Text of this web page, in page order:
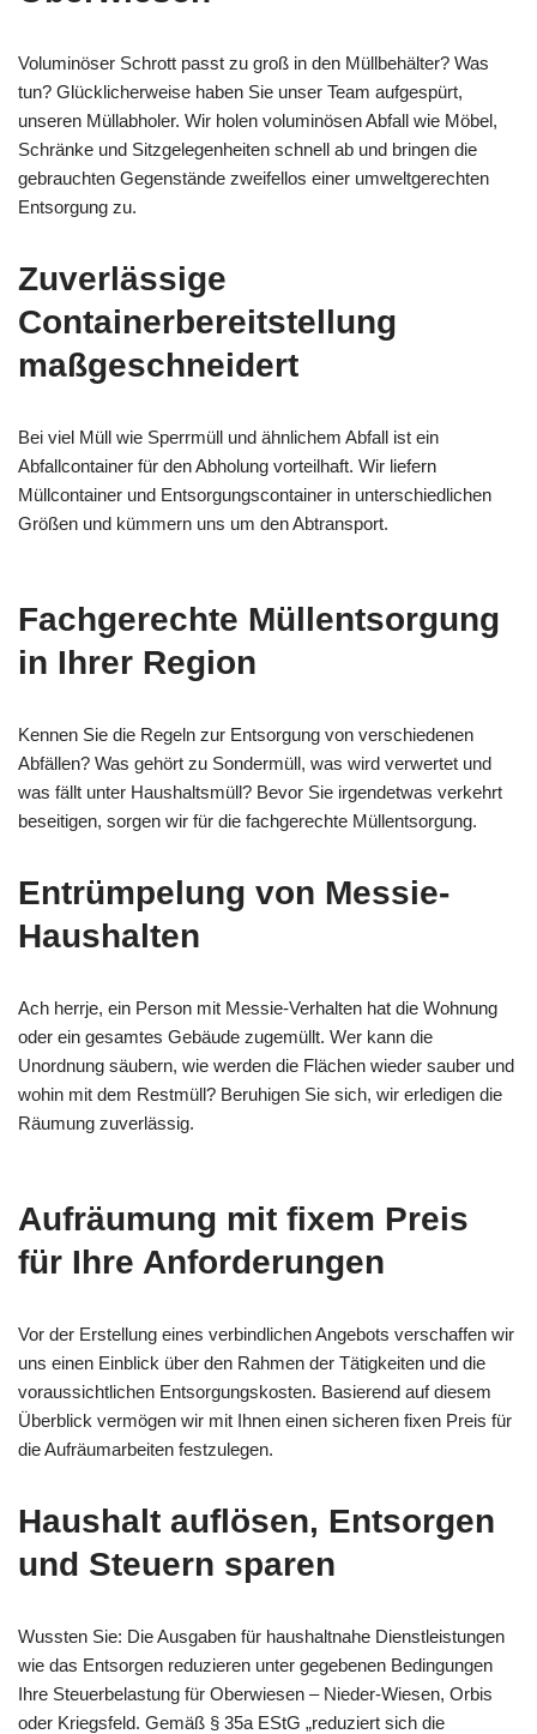
Voluminöser Schrott passt zu groß in den Müllbehälter? Was
tun? Glücklicherweise haben Sie unser Team aufgespürt,
unseren Müllabholer. Wir holen voluminösen Abfall wie Möbel,
Schränke und Sitzgelegenheiten schnell ab und bringen die
gebrauchten Gegenstände zweifellos einer umweltgerechten
Entsorgung zu.
Zuverlässige
Containerbereitstellung
maßgeschneidert
Bei viel Müll wie Sperrmüll und ähnlichem Abfall ist ein
Abfallcontainer für den Abholung vorteilhaft. Wir liefern
Müllcontainer und Entsorgungscontainer in unterschiedlichen
Größen und kümmern uns um den Abtransport.
Fachgerechte Müllentsorgung
in Ihrer Region
Kennen Sie die Regeln zur Entsorgung von verschiedenen
Abfällen? Was gehört zu Sondermüll, was wird verwertet und
was fällt unter Haushaltsmüll? Bevor Sie irgendetwas verkehrt
beseitigen, sorgen wir für die fachgerechte Müllentsorgung.
Entrümpelung von Messie-
Haushalten
Ach herrje, ein Person mit Messie-Verhalten hat die Wohnung
oder ein gesamtes Gebäude zugemüllt. Wer kann die
Unordnung säubern, wie werden die Flächen wieder sauber und
wohin mit dem Restmüll? Beruhigen Sie sich, wir erledigen die
Räumung zuverlässig.
Aufräumung mit fixem Preis
für Ihre Anforderungen
Vor der Erstellung eines verbindlichen Angebots verschaffen wir
uns einen Einblick über den Rahmen der Tätigkeiten und die
voraussichtlichen Entsorgungskosten. Basierend auf diesem
Überblick vermögen wir mit Ihnen einen sicheren fixen Preis für
die Aufräumarbeiten festzulegen.
Haushalt auflösen, Entsorgen
und Steuern sparen
Wussten Sie: Die Ausgaben für haushaltnahe Dienstleistungen
wie das Entsorgen reduzieren unter gegebenen Bedingungen
Ihre Steuerbelastung für Oberwiesen – Nieder-Wiesen, Orbis
oder Kriegsfeld. Gemäß § 35a EStG „reduziert sich die